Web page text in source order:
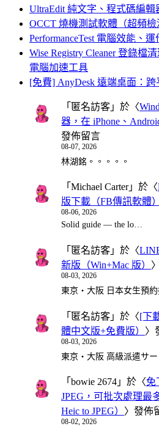
UltraEdit 純文字、程式碼編輯
OCCT 燒機測試軟體（超頻檢
PerformanceTest 電腦效能、
Wise Registry Cleaner 登錄檔
電腦加速工具
[免費] AnyDesk 遠端桌面：跨
「 匿名訪客 」於〈
器，在 iPhone、
發佈留言
08-07, 2026
林湖銘。。。。。
「 Michael Carter」於〈
版下載（FB傳訊軟體）
08-06, 2026
Solid guide — the lo…
「 匿名訪客 」於〈
新版（Win+Mac 版）
08-03, 2026
東京・大阪 日本女生預
「 匿名訪客 」於〈[下
體中文版+免費版） 〉
08-03, 2026
東京・大阪 高級派遣サ
「 bowie 2674 」於〈免
JPEG，可批次處理最
Heic to JPEG） 〉發佈
08-02, 2026